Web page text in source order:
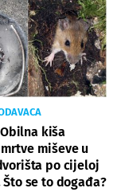
Obilna kiša
miševe u
po cijeloj
se to događa?